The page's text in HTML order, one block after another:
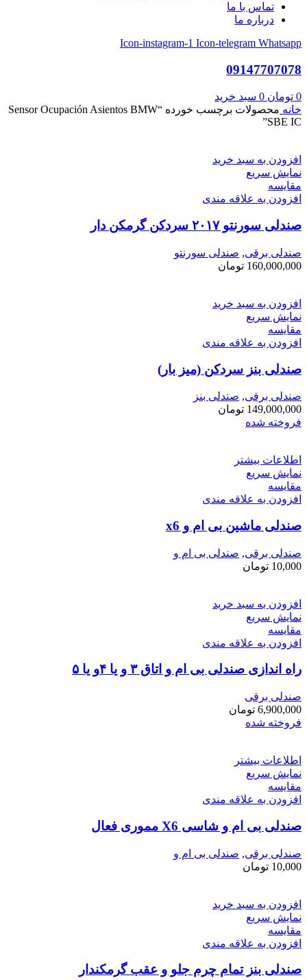
تماس با ما
درباره ما
Icon-instagram-1 Icon-telegram Whatsapp
09147707078
0 تومان 0 سبد خرید
خانه
محصولات برچسب خورده “Sensor Ocupación Asientos BMW
SBE IC”
افزودن به سبد خرید
نمایش سریع
مقايسه
افزودن به علاقه مندی
صندلی سورنتو ۲۰۱۷ سردکن گرمکن دار
صندلی برقی, صندلی سورنتو
160,000,000 تومان
افزودن به سبد خرید
نمایش سریع
مقايسه
افزودن به علاقه مندی
صندلی بنز سردکن (میز بار)
صندلی برقی, صندلی بنز
149,000,000 تومان
فروخته شده
اطلاعات بیشتر
نمایش سریع
مقايسه
افزودن به علاقه مندی
صندلی ماشین بی ام و x6
صندلی برقی, صندلی بی ام و
10,000 تومان
افزودن به سبد خرید
نمایش سریع
مقايسه
افزودن به علاقه مندی
راه اندازی صندلی بی ام و اتاق ۳ و یا ۴و یا ۵
صندلی برقی
6,900,000 تومان
فروخته شده
اطلاعات بیشتر
نمایش سریع
مقايسه
افزودن به علاقه مندی
صندلی بی ام و شاسی X6 مموری فعال
صندلی برقی, صندلی بی ام و
10,000 تومان
افزودن به سبد خرید
نمایش سریع
مقايسه
افزودن به علاقه مندی
صندلی بنز تمام چرم جلو و عقب گرمکندار